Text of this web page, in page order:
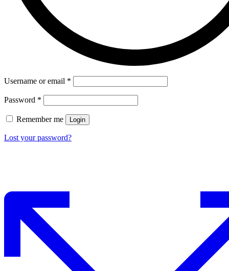
Username or email *
Password *
Remember me Login
Lost your password?